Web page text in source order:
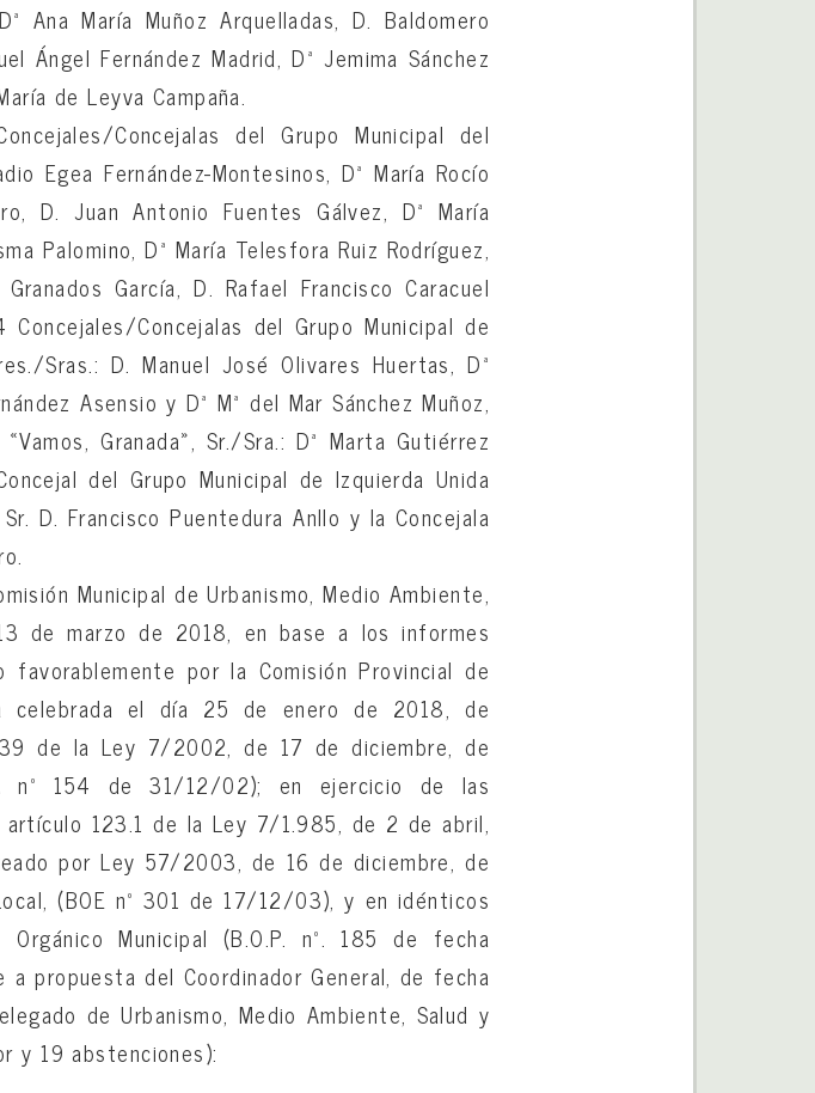
Ana María Muñoz Arquelladas, D. Baldomero
Ángel Fernández Madrid, Dª Jemima Sánchez
de Leyva Campaña.
Concejalas del Grupo Municipal del
Egea Fernández-Montesinos, Dª María Rocío
D. Juan Antonio Fuentes Gálvez, Dª María
Palomino, Dª María Telesfora Ruiz Rodríguez,
García, D. Rafael Francisco Caracuel
Concejalas del Grupo Municipal de
Sras.: D. Manuel José Olivares Huertas, Dª
Asensio y Dª Mª del Mar Sánchez Muñoz,
Granada», Sr./Sra.: Dª Marta Gutiérrez
del Grupo Municipal de Izquierda Unida
D. Francisco Puentedura Anllo y la Concejala
Municipal de Urbanismo, Medio Ambiente,
de marzo de 2018, en base a los informes
por la Comisión Provincial de
celebrada el día 25 de enero de 2018, de
de la Ley 7/2002, de 17 de diciembre, de
nº 154 de 31/12/02); en ejercicio de las
123.1 de la Ley 7/1.985, de 2 de abril,
por Ley 57/2003, de 16 de diciembre, de
(BOE nº 301 de 17/12/03), y en idénticos
Municipal (B.O.P. nº. 185 de fecha
propuesta del Coordinador General, de fecha
de Urbanismo, Medio Ambiente, Salud y
y 19 abstenciones):